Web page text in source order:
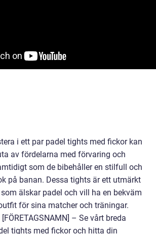
i ett par padel tights med fickor kan
av fördelarna med förvaring och
som de bibehåller en stilfull och
på banan. Dessa tights är ett utmärkt
älskar padel och vill ha en bekväm
för sina matcher och träningar.
– Se vårt breda
tights med fickor och hitta din